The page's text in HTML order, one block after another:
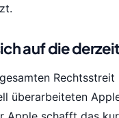
auf die
überarbeiteten